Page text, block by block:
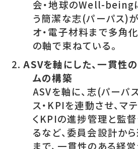
会・地球のWell-being
う簡潔な志(パーパス)
オ・電子材料まで多角
の軸で束ねている。
ASVを軸にした、一貫性
ムの構築
ASVを軸に、志(パーパ
ス・KPIを連動させ、マ
くKPIの進捗管理と監
るなど、委員会設計か
まで、一貫性のある経